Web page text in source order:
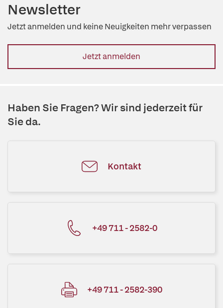
Newsletter
Jetzt anmelden und keine Neuigkeiten mehr verpassen
Jetzt anmelden
Haben Sie Fragen? Wir sind jederzeit für
Sie da.
Kontakt
+49 711 - 2582-0
+49 711 - 2582-390